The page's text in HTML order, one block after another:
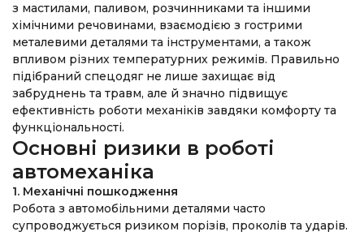
з мастилами, паливом, розчинниками та іншими
хімічними речовинами, взаємодією з гострими
металевими деталями та інструментами, а також
впливом різних температурних режимів. Правильно
підібраний спецодяг не лише захищає від
забруднень та травм, але й значно підвищує
ефективність роботи механіків завдяки комфорту та
функціональності.
Основні ризики в роботі
автомеханіка
1. Механічні пошкодження
Робота з автомобільними деталями часто
супроводжується ризиком порізів, проколів та ударів.